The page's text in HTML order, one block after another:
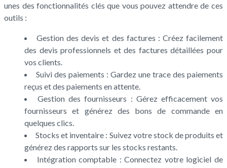
unes des fonctionnalités clés que vous pouvez attendre de ces
outils :
Gestion des devis et des factures : Créez facilement
des devis professionnels et des factures détaillées pour
vos clients.
Suivi des paiements : Gardez une trace des paiements
reçus et des paiements en attente.
Gestion des fournisseurs : Gérez efficacement vos
fournisseurs et générez des bons de commande en
quelques clics.
Stocks et inventaire : Suivez votre stock de produits et
générez des rapports sur les stocks restants.
Intégration comptable : Connectez votre logiciel de